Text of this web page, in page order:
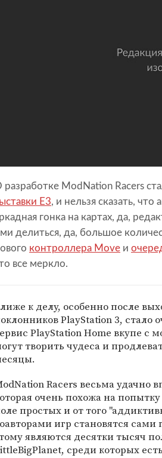
разработке ModNation Racers
E3, и нельзя сказать,
гонка на картах, да,
делиться, да, большое
контроллера Move и
все меркло.
к делу, особенно после
PlayStation 3,
PlayStation Home вкупе
творить чудеса и
Racers весьма удачно
очень похожа на
простых и от того
игр становятся
являются десятки тысяч
среди которых